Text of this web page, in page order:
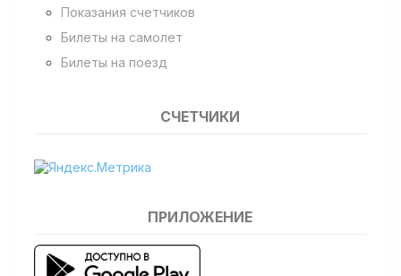
Показания счетчиков
Билеты на самолет
Билеты на поезд
СЧЕТЧИКИ
ПРИЛОЖЕНИЕ